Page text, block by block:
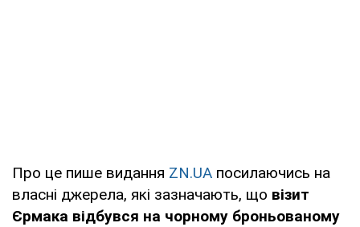
Про це пише видання ZN.UA посилаючись на
власні джерела, які зазначають, що візит
Єрмака відбувся на чорному броньованому